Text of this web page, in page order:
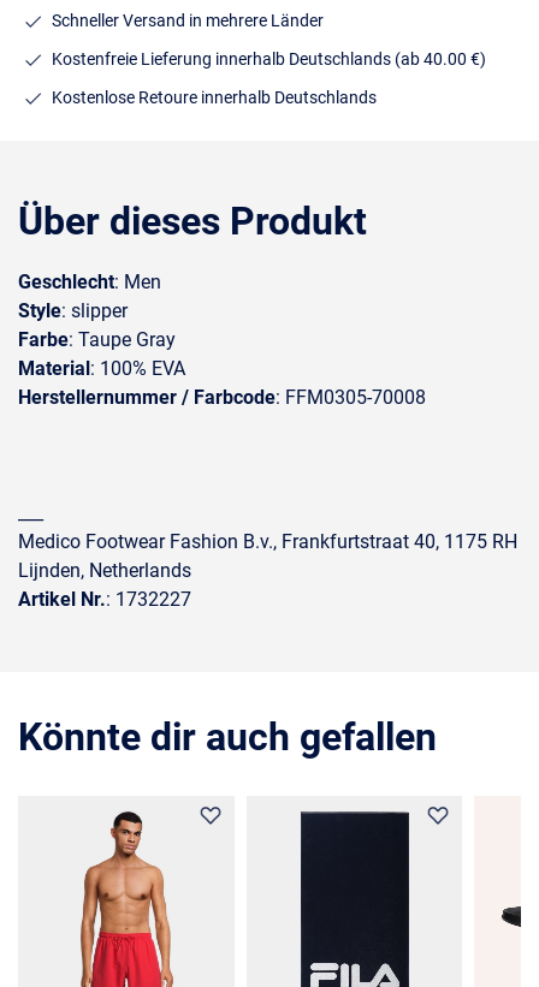
Schneller Versand in mehrere Länder
Kostenfreie Lieferung innerhalb Deutschlands (ab 40.00 €)
Kostenlose Retoure innerhalb Deutschlands
Über dieses Produkt
Geschlecht: Men
Style: slipper
Farbe: Taupe Gray
Material: 100% EVA
Herstellernummer / Farbcode: FFM0305-70008
Medico Footwear Fashion B.v., Frankfurtstraat 40, 1175 RH
Lijnden, Netherlands
Artikel Nr.: 1732227
Könnte dir auch gefallen